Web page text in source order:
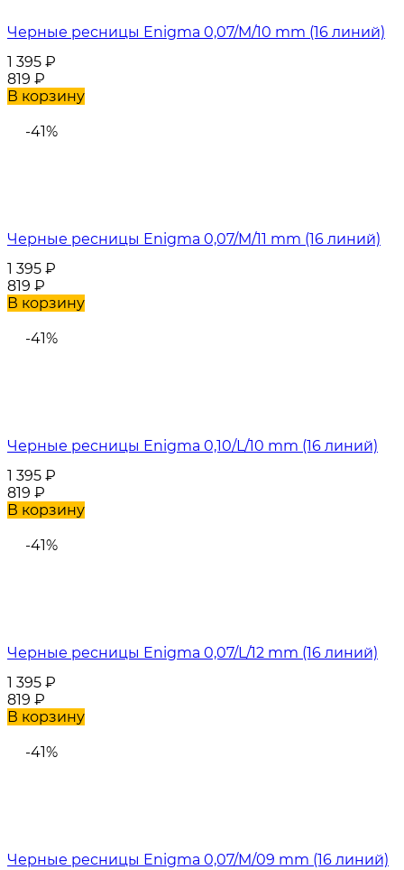
Черные ресницы Enigma 0,07/M/10 mm (16 линий)
1 395 ₽
819 ₽
В корзину
-41%
Черные ресницы Enigma 0,07/M/11 mm (16 линий)
1 395 ₽
819 ₽
В корзину
-41%
Черные ресницы Enigma 0,10/L/10 mm (16 линий)
1 395 ₽
819 ₽
В корзину
-41%
Черные ресницы Enigma 0,07/L/12 mm (16 линий)
1 395 ₽
819 ₽
В корзину
-41%
Черные ресницы Enigma 0,07/M/09 mm (16 линий)